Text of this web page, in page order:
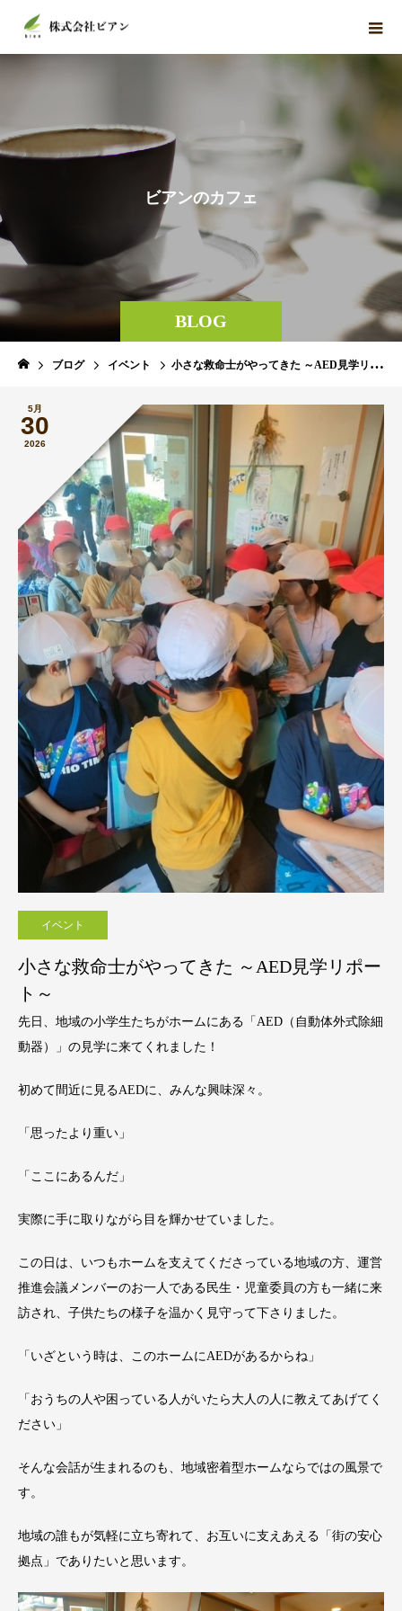
BLOG
ビアンのカ フ ェ
ブログ イベント 小さな救命士がやってきた ～AED見学リポート～
5月
30
2026
イベント
小さな救命士がやってきた ～AED見学リポー
ト～
先日、地域の小学生たちがホームにある「AED（自動体外式除細
動器）」の見学に来てくれました！
初めて間近に見るAEDに、みんな興味深々。
「思ったより重い」
「ここにあるんだ」
実際に手に取りながら目を輝かせていました。
この日は、いつもホームを支えてくださっている地域の方、運営
推進会議メンバーのお一人である民生・児童委員の方も一緒に来
訪され、子供たちの様子を温かく見守って下さりました。
「いざという時は、このホームにAEDがあるからね」
「おうちの人や困っている人がいたら大人の人に教えてあげてく
ださい」
そんな会話が生まれるのも、地域密着型ホームならではの風景で
す。
地域の誰もが気軽に立ち寄れて、お互いに支えあえる「街の安心
拠点」でありたいと思います。